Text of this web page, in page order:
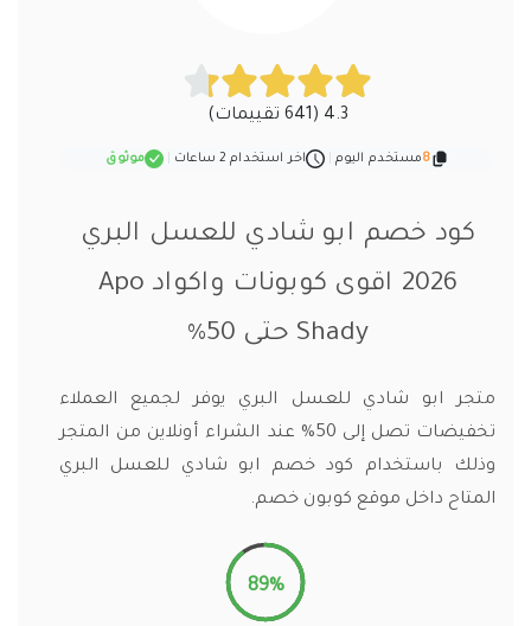
4.3 (641 تقييمات)
8مستخدم اليوم اخر استخدام 2 ساعات موثوق
كود خصم ابو شادي للعسل البري
2026 اقوى كوبونات واكواد Apo
Shady حتى 50%
متجر ابو شادي للعسل البري يوفر لجميع العملاء
تخفيضات تصل إلى 50% عند الشراء أونلاين من المتجر
وذلك باستخدام كود خصم ابو شادي للعسل البري
المتاح داخل موقع كوبون خصم.
89%